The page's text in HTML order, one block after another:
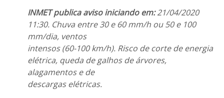
INMET publica aviso iniciando em:21/04/2020
11:30. Chuva entre 30 e 60 mm/h ou 50 e 100
mm/dia, ventos
intensos (60-100 km/h). Risco de corte de energia
elétrica, queda de galhos de árvores,
alagamentos e de
descargas elétricas.